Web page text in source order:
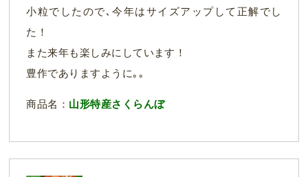
小粒でしたので､今年はサイズアップして正解でし
た！
また来年も楽しみにしています！
豊作でありますように｡｡
商品名： 山形特産さくらんぼ